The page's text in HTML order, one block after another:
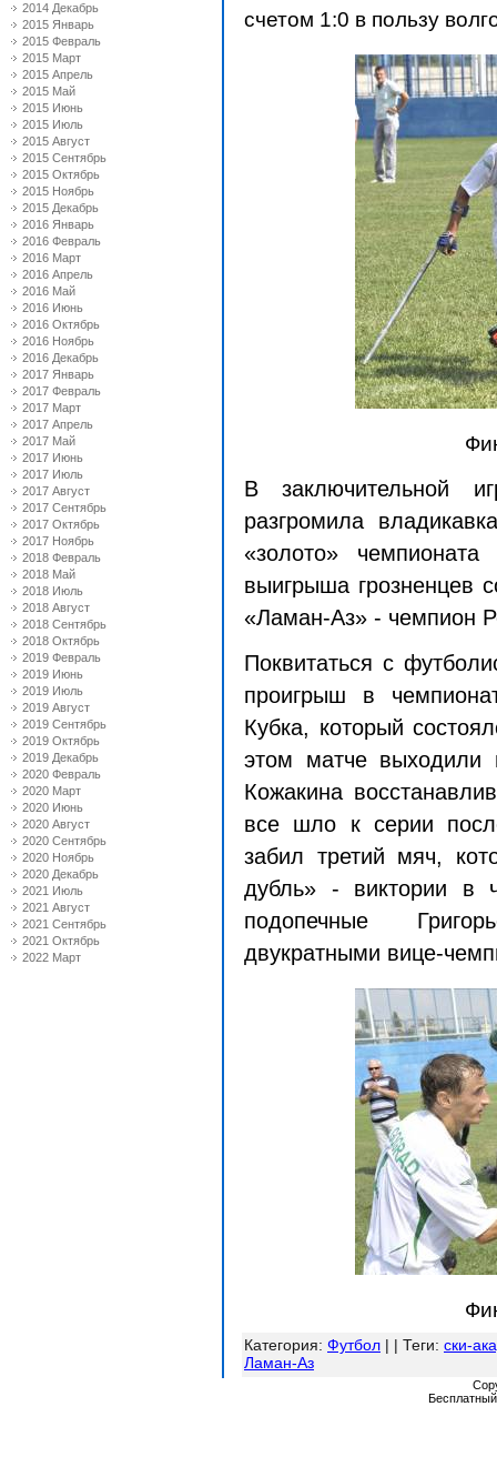
2014 Декабрь
2015 Январь
2015 Февраль
2015 Март
2015 Апрель
2015 Май
2015 Июнь
2015 Июль
2015 Август
2015 Сентябрь
2015 Октябрь
2015 Ноябрь
2015 Декабрь
2016 Январь
2016 Февраль
2016 Март
2016 Апрель
2016 Май
2016 Июнь
2016 Октябрь
2016 Ноябрь
2016 Декабрь
2017 Январь
2017 Февраль
2017 Март
2017 Апрель
2017 Май
2017 Июнь
2017 Июль
2017 Август
2017 Сентябрь
2017 Октябрь
2017 Ноябрь
2018 Февраль
2018 Май
2018 Июль
2018 Август
2018 Сентябрь
2018 Октябрь
2019 Февраль
2019 Июнь
2019 Июль
2019 Август
2019 Сентябрь
2019 Октябрь
2019 Декабрь
2020 Февраль
2020 Март
2020 Июнь
2020 Август
2020 Сентябрь
2020 Ноябрь
2020 Декабрь
2021 Июль
2021 Август
2021 Сентябрь
2021 Октябрь
2022 Март
счетом 1:0 в пользу
В заключительной
разгромила
«золото»
выигрыша грозненцев
«Ламан-Аз» - чемпион
Поквитаться с
проигрыш в
Кубка, который
этом матче выходили
Кожакина
все шло к серии
забил третий мяч,
дубль» - виктории в
подопечные
двукратными вице-
Категория: Футбол | | Теги: ски-
Ламан-Аз